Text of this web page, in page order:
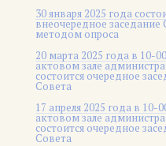
30 января 2025 года
внеочередное заседание
методом опроса
20 марта 2025 года в 10-
актовом зале
состоится очередное
Совета
17 апреля 2025 года в 10-
актовом зале
состоится очередное
Совета